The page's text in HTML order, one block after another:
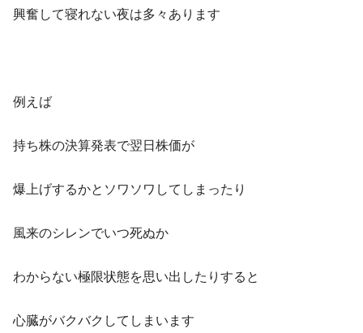
興奮して寝れない夜は多々あります
例えば
持ち株の決算発表で翌日株価が
爆上げするかとソワソワしてしまったり
風来のシレンでいつ死ぬか
わからない極限状態を思い出したりすると
心臓がバクバクしてしまいます